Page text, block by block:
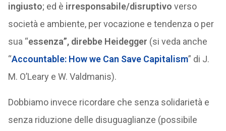
ingiusto; ed è irresponsabile/disruptivo verso
società e ambiente, per vocazione e tendenza o per
sua “essenza”, direbbe Heidegger (si veda anche
“Accountable: How we Can Save Capitalism” di J.
M. O’Leary e W. Valdmanis).
Dobbiamo invece ricordare che senza solidarietà e
senza riduzione delle disuguaglianze (possibile